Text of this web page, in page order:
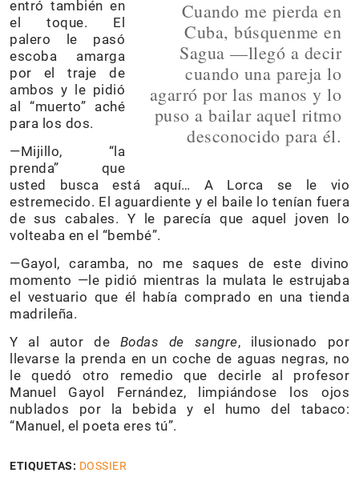
Cuando me pierda en
Cuba, búsquenme en
Sagua —llegó a decir
cuando una pareja lo
agarró por las manos y lo
puso a bailar aquel ritmo
desconocido para él.
entró también en
el toque. El
palero le pasó
escoba amarga
por el traje de
ambos y le pidió
al “muerto” aché
para los dos.
—Mijillo, “la
prenda” que
usted busca está aquí… A Lorca se le vio
estremecido. El aguardiente y el baile lo tenían fuera
de sus cabales. Y le parecía que aquel joven lo
volteaba en el “bembé”.
—Gayol, caramba, no me saques de este divino
momento —le pidió mientras la mulata le estrujaba
el vestuario que él había comprado en una tienda
madrileña.
Y al autor de Bodas de sangre, ilusionado por
llevarse la prenda en un coche de aguas negras, no
le quedó otro remedio que decirle al profesor
Manuel Gayol Fernández, limpiándose los ojos
nublados por la bebida y el humo del tabaco:
“Manuel, el poeta eres tú”.
ETIQUETAS: DOSSIER